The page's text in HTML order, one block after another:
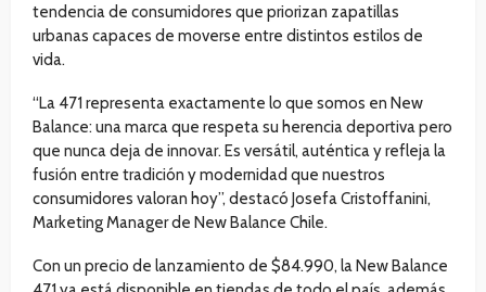
tendencia de consumidores que priorizan zapatillas
urbanas capaces de moverse entre distintos estilos de
vida.
“La 471 representa exactamente lo que somos en New
Balance: una marca que respeta su herencia deportiva pero
que nunca deja de innovar. Es versátil, auténtica y refleja la
fusión entre tradición y modernidad que nuestros
consumidores valoran hoy”, destacó Josefa Cristoffanini,
Marketing Manager de New Balance Chile.
Con un precio de lanzamiento de $84.990, la New Balance